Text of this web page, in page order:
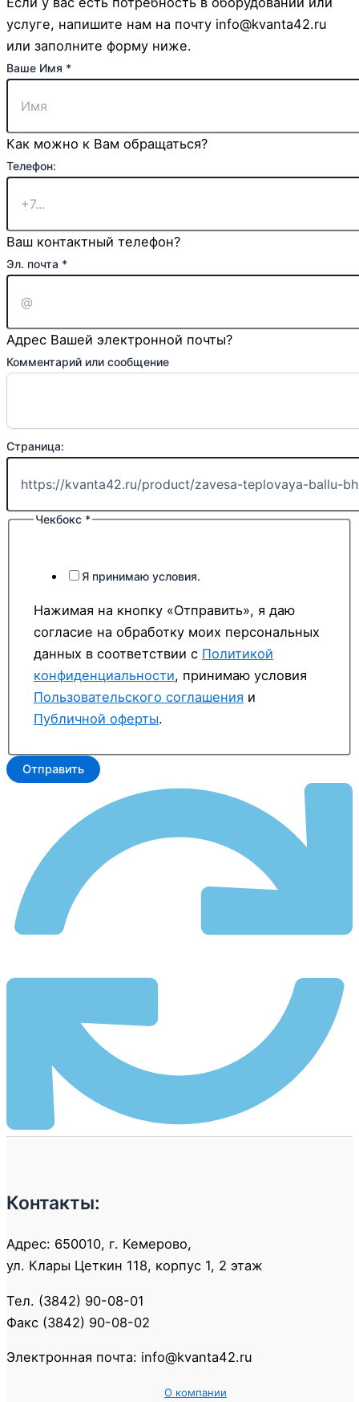
услуге, напишите нам на почту info@kvanta42.ru
или заполните форму ниже.
Чекбокс
Телефон:
Ваше Имя *
Как можно к Вам обращаться?
Телефон:
Ваш контактный телефон?
Эл. почта *
Адрес Вашей электронной почты?
Комментарий или сообщение
Страница:
Чекбокс *
Я принимаю условия.
Нажимая на кнопку «Отправить», я даю
согласие на обработку моих персональных
данных в соответствии с Политикой
конфиденциальности, принимаю условия
Пользовательского соглашения и
Публичной оферты.
Отправить
Контакты:
Адрес: 650010, г. Кемерово,
ул. Клары Цеткин 118, корпус 1, 2 этаж
Тел. (3842) 90-08-01
Факс (3842) 90-08-02
Электронная почта: info@kvanta42.ru
О компании